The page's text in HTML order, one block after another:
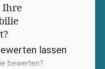
Ihre
lassen
bewerten?